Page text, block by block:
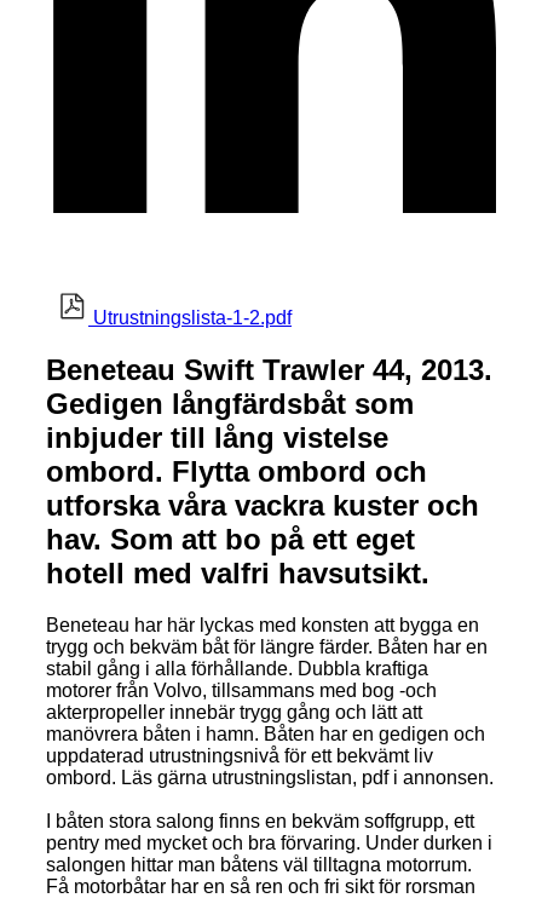
Utrustningslista-1-2.pdf
Beneteau Swift Trawler 44, 2013.
Gedigen långfärdsbåt som
inbjuder till lång vistelse
ombord. Flytta ombord och
utforska våra vackra kuster och
hav. Som att bo på ett eget
hotell med valfri havsutsikt.
Beneteau har här lyckas med konsten att bygga en
trygg och bekväm båt för längre färder. Båten har en
stabil gång i alla förhållande. Dubbla kraftiga
motorer från Volvo, tillsammans med bog -och
akterpropeller innebär trygg gång och lätt att
manövrera båten i hamn. Båten har en gedigen och
uppdaterad utrustningsnivå för ett bekvämt liv
ombord. Läs gärna utrustningslistan, pdf i annonsen.
I båten stora salong finns en bekväm soffgrupp, ett
pentry med mycket och bra förvaring. Under durken i
salongen hittar man båtens väl tilltagna motorrum.
Få motorbåtar har en så ren och fri sikt för rorsman